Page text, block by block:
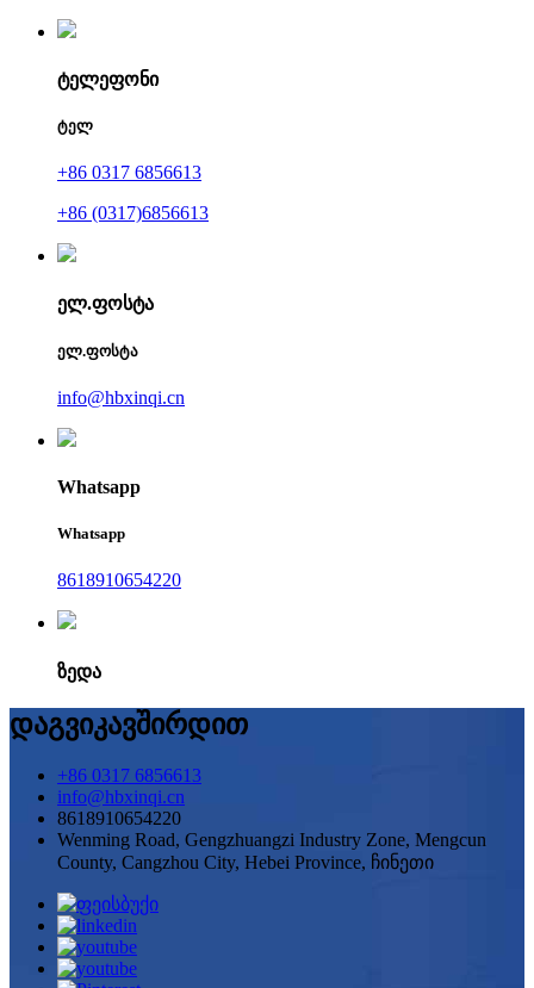
ტელეფონი
ტელ
+86 0317 6856613
+86 (0317)6856613
ელ.ფოსტა
ელ.ფოსტა
info@hbxinqi.cn
Whatsapp
Whatsapp
8618910654220
ზედა
დაგვიკავშირდით
+86 0317 6856613
info@hbxinqi.cn
8618910654220
Wenming Road, Gengzhuangzi Industry Zone, Mengcun
County, Cangzhou City, Hebei Province, ჩინეთი